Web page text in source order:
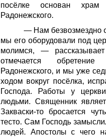
посёлке основан
Радонежского.
— Нам безвозмездно
мы его оборудовали под
молимся, —
отмечается
Радонежского, и мы уже
ходом вокруг посёлка,
Господа. Работы у
людьми. Священник
Закваски-то бросается
тесто. Сам Господь
людей. Апостолы с чего